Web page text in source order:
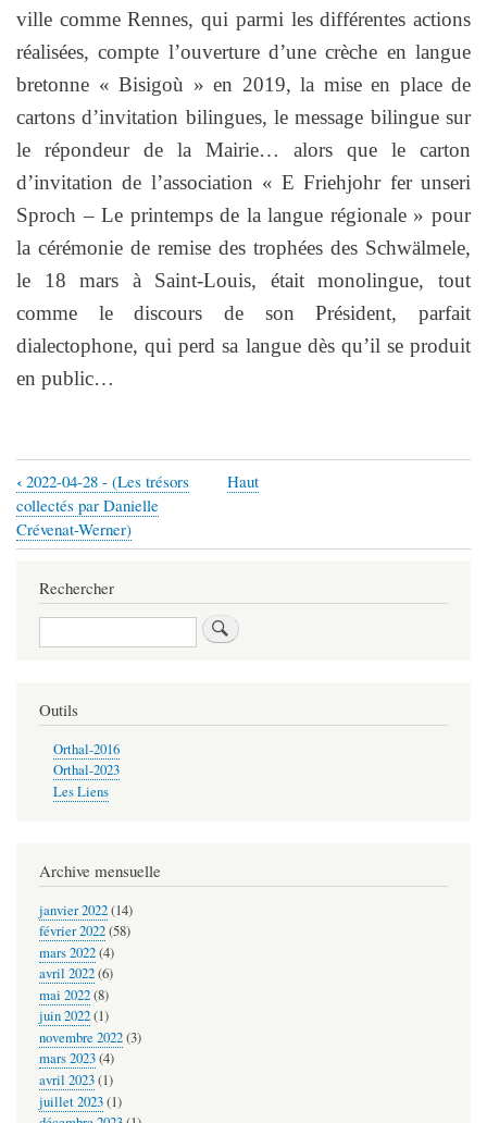
ville comme Rennes, qui parmi les différentes actions
réalisées, compte l’ouverture d’une crèche en langue
bretonne « Bisigoù » en 2019, la mise en place de
cartons d’invitation bilingues, le message bilingue sur
le répondeur de la Mairie… alors que le carton
d’invitation de l’association « E Friehjohr fer unseri
Sproch – Le printemps de la langue régionale » pour
la cérémonie de remise des trophées des Schwälmele,
le 18 mars à Saint-Louis, était monolingue, tout
comme le discours de son Président, parfait
dialectophone, qui perd sa langue dès qu’il se produit
en public…
Liens
transversaux
livre
pour
2023-
15
(Immersion,
dit
immersion)
‹ 2022-04-28 - (Les trésors
collectés par Danielle
Crévenat-Werner)
Haut
Rechercher
Rechercher
Outils
Orthal-2016
Orthal-2023
Les Liens
Archive mensuelle
janvier 2022(14)
février 2022(58)
mars 2022(4)
avril 2022(6)
mai 2022(8)
juin 2022(1)
novembre 2022(3)
mars 2023(4)
avril 2023(1)
juillet 2023(1)